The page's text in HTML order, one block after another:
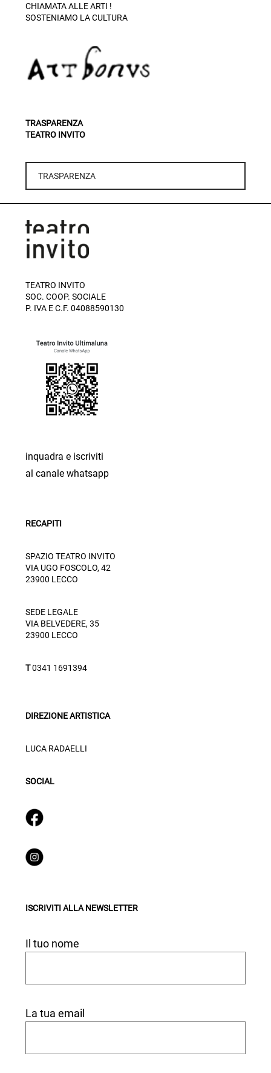
CHIAMATA ALLE ARTI !
SOSTENIAMO LA CULTURA
TRASPARENZA
TEATRO INVITO
TRASPARENZA
TEATRO INVITO
SOC. COOP. SOCIALE
P. IVA E C.F. 04088590130
inquadra e iscriviti
al canale whatsapp
RECAPITI
SPAZIO TEATRO INVITO
VIA UGO FOSCOLO, 42
23900 LECCO
SEDE LEGALE
VIA BELVEDERE, 35
23900 LECCO
T0341 1691394
DIREZIONE ARTISTICA
LUCA RADAELLI
SOCIAL
ISCRIVITI ALLA NEWSLETTER
Il tuo nome
La tua email